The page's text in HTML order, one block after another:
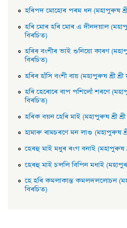
হৰিপদ মােহােৰ পৰম ধন (মহাপুৰুষ
হৰি মােৰ হৰি মােৰ এ দীনদয়াল
বিৰচিত)
হৰিৰ বংশীৰ ভাই শুনিয়াে কাৰণ
বিৰচিত)
হৰিৰ হাঁসি বংশী বায় (মহাপুৰুষ শ্ৰী
হৰি হেৰােৰে বাপ পশিলোঁ শৰণে
বিৰচিত)
হৰিক বয়ন হেৰি মাই (মহাপুৰুষ শ্ৰী
হামাৰু ৰামচৰণে মন লাগু (মহাপুৰুষ
হেৰহু মাই মধুৰ ৰংগ বনাই (মহাপুৰুষ
হেৰহু মাই চললি বিপিন মধাই
হে হৰি কমলাকান্ত কমলদললােচন
বিৰচিত)